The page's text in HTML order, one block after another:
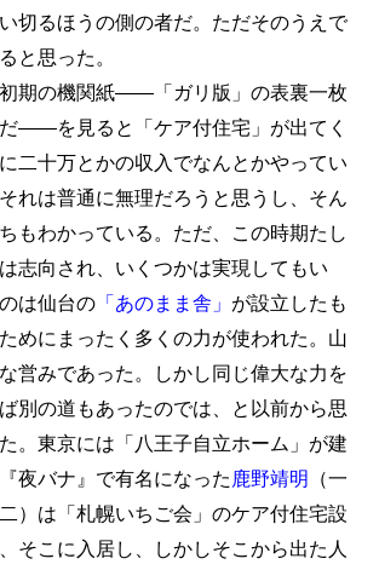
切るほうの側の者だ。ただそのうえで
と思った。
期の機関紙――「ガリ版」の表裏一枚
――を見ると「ケア付住宅」が出てく
二十万とかの収入でなんとかやってい
れは普通に無理だろうと思うし、そん
もわかっている。ただ、この時期たし
志向され、いくつかは実現してもい
は仙台の 「あのまま舎」 が設立したも
めにまったく多くの力が使われた。山
営みであった。しかし同じ偉大な力を
別の道もあったのでは、と以前から思
。東京には「八王子自立ホーム」が建
夜バナ』で有名になった 鹿野靖明 （一
）は「札幌いちご会」のケア付住宅設
そこに入居し、しかしそこから出た人